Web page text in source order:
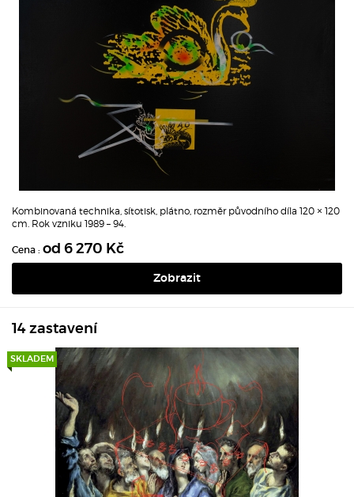
Kombinovaná technika, sítotisk, plátno, rozměr původního díla 120 × 120
cm. Rok vzniku 1989 – 94.
Cena : od 6 270 Kč
Zobrazit
14 zastavení
SKLADEM